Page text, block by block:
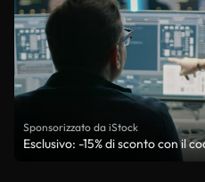
Sponsorizzato da iStock
Esclusivo: -15% di sconto con il